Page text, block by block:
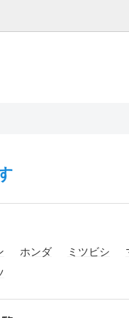
ホンダ ミツビシ